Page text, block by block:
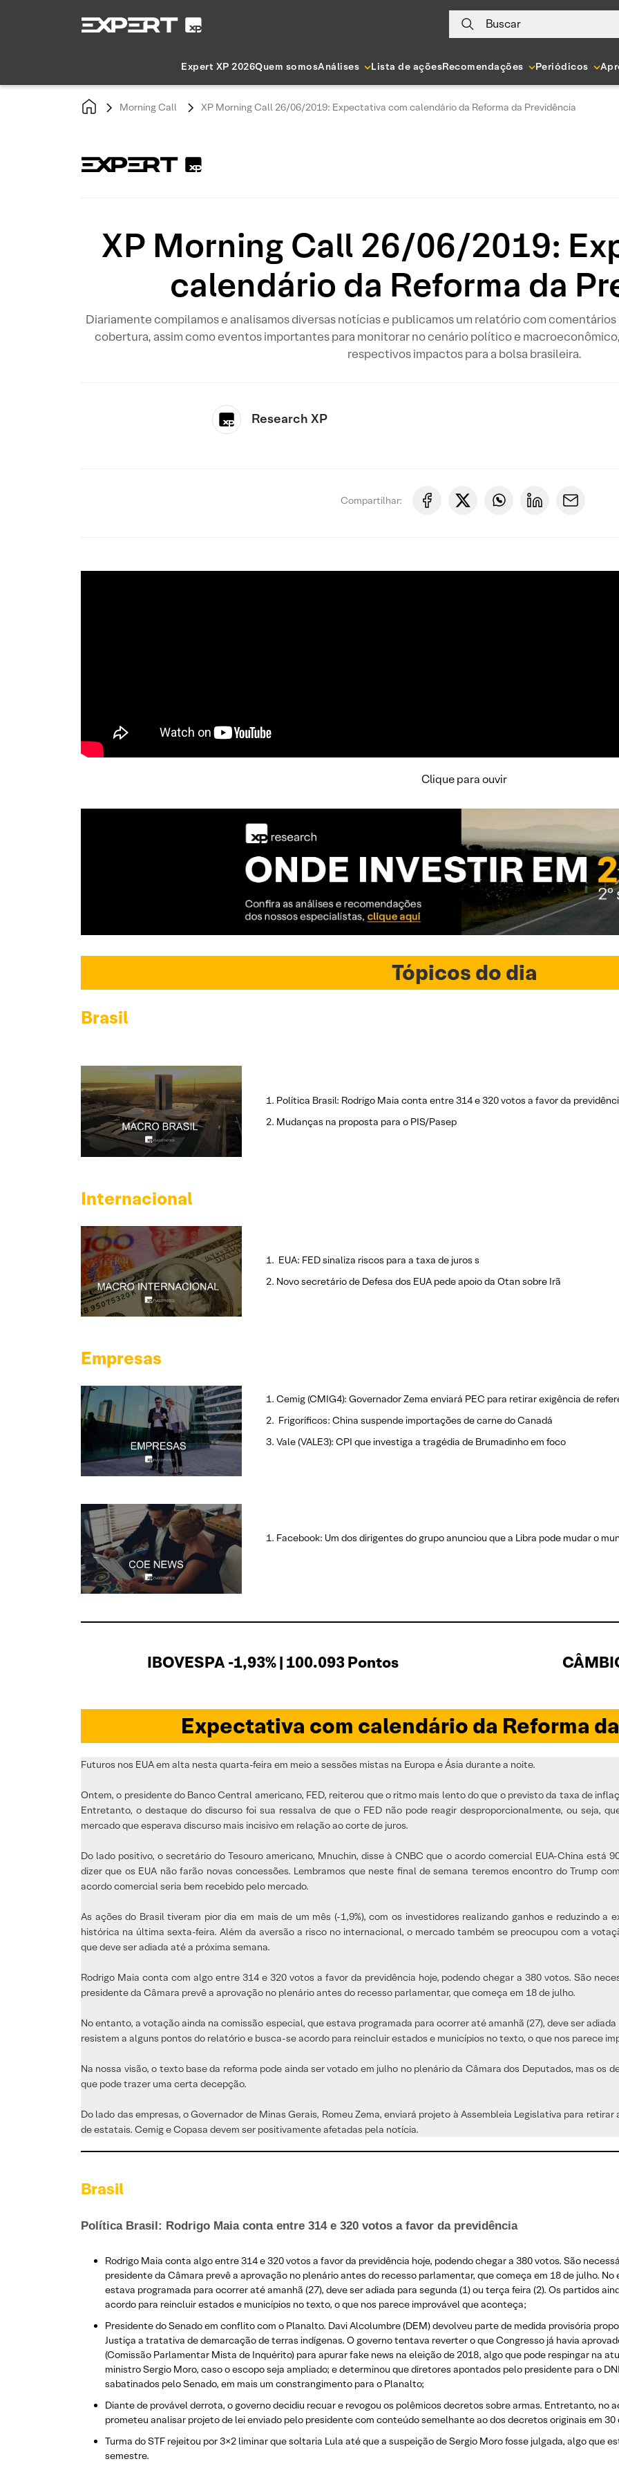
Buscar
Expert XP 2026Quem somosAnálises Lista de açõesRecomendações Periódicos
Morning Call XP Morning Call 26/06/2019: Expectativa com calendário da Reforma da Previdência
XP Morning Call 26/06/2019:
calendário da Reforma da
Diariamente compilamos e analisamos diversas notícias e publicamos um relatório com
cobertura, assim como eventos importantes para monitorar no cenário político e
respectivos impactos para a bolsa brasileira.
Research XP
Compartilhar:
Clique para ouvir
Tópicos do dia
Brasil
Política Brasil: Rodrigo Maia conta entre 314 e 320 votos a favor da
Mudanças na proposta para o PIS/Pasep
Internacional
EUA: FED sinaliza riscos para a taxa de juros s
Novo secretário de Defesa dos EUA pede apoio da Otan sobre Irã
Empresas
Cemig (CMIG4): Governador Zema enviará PEC para retirar exigência de
Frigoríficos: China suspende importações de carne do Canadá
Vale (VALE3): CPI que investiga a tragédia de Brumadinho em foco
Facebook: Um dos dirigentes do grupo anunciou que a Libra pode mudar o
IBOVESPA -1,93% | 100.093 Pontos
Expectativa com calendário da Reforma
Futuros nos EUA em alta nesta quarta-feira em meio a sessões mistas na Europa e Ásia durante a noite.
Ontem, o presidente do Banco Central americano, FED, reiterou que o ritmo mais lento do que o previsto da taxa de
Entretanto, o destaque do discurso foi sua ressalva de que o FED não pode reagir desproporcionalmente, ou seja,
mercado que esperava discurso mais incisivo em relação ao corte de juros.
Do lado positivo, o secretário do Tesouro americano, Mnuchin, disse à CNBC que o acordo comercial EUA-China está
dizer que os EUA não farão novas concessões. Lembramos que neste final de semana teremos encontro do Trump
acordo comercial seria bem recebido pelo mercado.
As ações do Brasil tiveram pior dia em mais de um mês (-1,9%), com os investidores realizando ganhos e reduzindo a
histórica na última sexta-feira. Além da aversão a risco no internacional, o mercado também se preocupou com a
que deve ser adiada até a próxima semana.
Rodrigo Maia conta com algo entre 314 e 320 votos a favor da previdência hoje, podendo chegar a 380 votos. São
presidente da Câmara prevê a aprovação no plenário antes do recesso parlamentar, que começa em 18 de julho.
No entanto, a votação ainda na comissão especial, que estava programada para ocorrer até amanhã (27), deve ser
resistem a alguns pontos do relatório e busca-se acordo para reincluir estados e municípios no texto, o que nos parece
Na nossa visão, o texto base da reforma pode ainda ser votado em julho no plenário da Câmara dos Deputados, mas os
que pode trazer uma certa decepção.
Do lado das empresas, o Governador de Minas Gerais, Romeu Zema, enviará projeto à Assembleia Legislativa para
de estatais. Cemig e Copasa devem ser positivamente afetadas pela notícia.
Brasil
Política Brasil: Rodrigo Maia conta entre 314 e 320 votos a favor da previdência
Rodrigo Maia conta algo entre 314 e 320 votos a favor da previdência hoje, podendo chegar a 380 votos. São
presidente da Câmara prevê a aprovação no plenário antes do recesso parlamentar, que começa em 18 de julho.
estava programada para ocorrer até amanhã (27), deve ser adiada para segunda (1) ou terça feira (2). Os partidos
acordo para reincluir estados e municípios no texto, o que nos parece improvável que aconteça;
Presidente do Senado em conflito com o Planalto. Davi Alcolumbre (DEM) devolveu parte de medida provisória
Justiça a tratativa de demarcação de terras indígenas. O governo tentava reverter o que Congresso já havia
(Comissão Parlamentar Mista de Inquérito) para apurar fake news na eleição de 2018, algo que pode respingar na
ministro Sergio Moro, caso o escopo seja ampliado; e determinou que diretores apontados pelo presidente para o
sabatinados pelo Senado, em mais um constrangimento para o Planalto;
Diante de provável derrota, o governo decidiu recuar e revogou os polêmicos decretos sobre armas. Entretanto, no
prometeu analisar projeto de lei enviado pelo presidente com conteúdo semelhante ao dos decretos originais em 30
Turma do STF rejeitou por 3×2 liminar que soltaria Lula até que a suspeição de Sergio Moro fosse julgada, algo que
semestre.